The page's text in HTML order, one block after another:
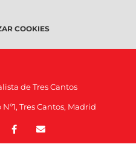
COOKIES
de Tres Cantos
Tres Cantos, Madrid